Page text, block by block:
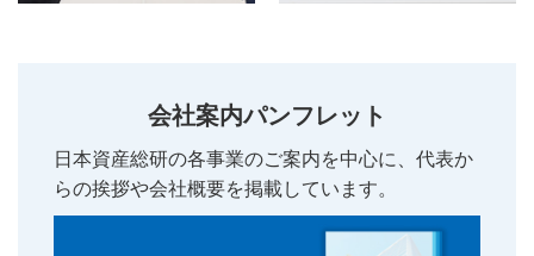
会社案内パンフレット
日本資産総研の各事業のご案内を中心に、 代表か
らの挨拶や会社概要を掲載しています。